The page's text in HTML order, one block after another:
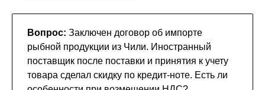
Вопрос: Заключен договор об импорте
рыбной продукции из Чили. Иностранный
поставщик после поставки и принятия к учету
товара сделал скидку по кредит-ноте. Есть ли